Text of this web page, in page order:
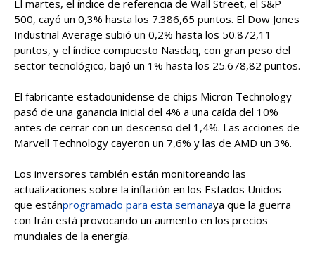
El martes, el índice de referencia de Wall Street, el S&P
500, cayó un 0,3% hasta los 7.386,65 puntos. El Dow Jones
Industrial Average subió un 0,2% hasta los 50.872,11
puntos, y el índice compuesto Nasdaq, con gran peso del
sector tecnológico, bajó un 1% hasta los 25.678,82 puntos.
El fabricante estadounidense de chips Micron Technology
pasó de una ganancia inicial del 4% a una caída del 10%
antes de cerrar con un descenso del 1,4%. Las acciones de
Marvell Technology cayeron un 7,6% y las de AMD un 3%.
Los inversores también están monitoreando las
actualizaciones sobre la inflación en los Estados Unidos
que estánprogramado para esta semanaya que la guerra
con Irán está provocando un aumento en los precios
mundiales de la energía.